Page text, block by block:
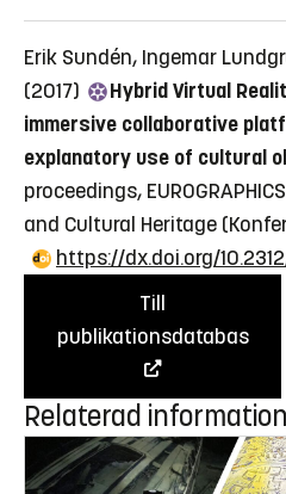
Erik Sundén, Ingemar
(2017)
Hybrid Virtual
immersive collaborative
explanatory use of cultural
proceedings,
and Cultural Heritage
https://dx.doi.org/
Till
publikationsdatabas
Relaterad information